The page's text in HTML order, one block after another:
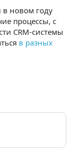
в новом году
процессы, с
CRM-системы
в разных